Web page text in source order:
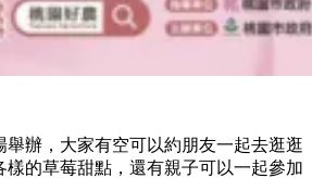
舉辦，大家有空可以約朋友一起去逛逛
樣的草莓甜點，還有親子可以一起參加